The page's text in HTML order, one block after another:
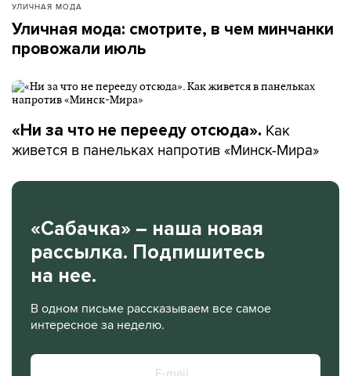
УЛИЧНАЯ МОДА
Уличная мода: смотрите, в чем минчанки
провожали июль
«Ни за что не перееду отсюда». Как
живется в панельках напротив «Минск-Мира»
«Сабачка» – наша новая
рассылка. Подпишитесь
на нее.
В одном письме рассказываем все самое
интересное за неделю.